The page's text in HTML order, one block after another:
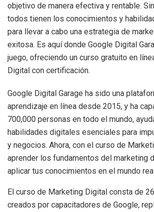
objetivo de manera efectiva y rentable.
todos tienen los conocimientos y
para llevar a cabo una estrategia de
exitosa. Es aquí donde Google Digital
juego, ofreciendo un curso gratuito en
Digital con certificación.
Google Digital Garage ha sido una
aprendizaje en línea desde 2015, y ha
700,000 personas en todo el mundo,
habilidades digitales esenciales para
y negocios. Ahora, con el curso de
aprender los fundamentos del marketing
aplicar tus conocimientos en el mundo
El curso de Marketing Digital consta de
creados por capacitadores de Google,